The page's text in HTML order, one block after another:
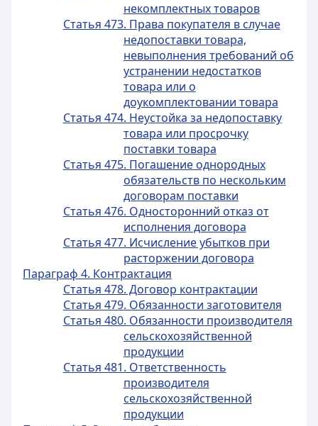
некомплектных товаров
Статья 473. Права покупателя в случае
недопоставки товара,
невыполнения требований об
устранении недостатков
товара или о
доукомплектовании товара
Статья 474. Неустойка за недопоставку
товара или просрочку
поставки товара
Статья 475. Погашение однородных
обязательств по нескольким
договорам поставки
Статья 476. Односторонний отказ от
исполнения договора
Статья 477. Исчисление убытков при
расторжении договора
Параграф 4. Контрактация
Статья 478. Договор контрактации
Статья 479. Обязанности заготовителя
Статья 480. Обязанности производителя
сельскохозяйственной
продукции
Статья 481. Ответственность
производителя
сельскохозяйственной
продукции